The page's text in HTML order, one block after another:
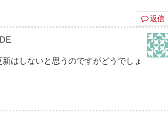
返信
はしないと思うのですがどうでしょ